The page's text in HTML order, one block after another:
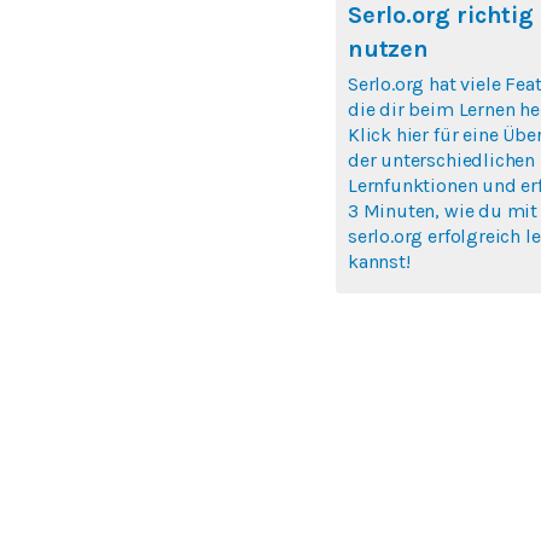
Serlo.org richtig
nutzen
Serlo.org hat viele
die dir beim Lernen
Klick hier für eine
der unterschiedlichen
Lernfunktionen und
3 Minuten, wie du mit
serlo.org erfolgreich
kannst!